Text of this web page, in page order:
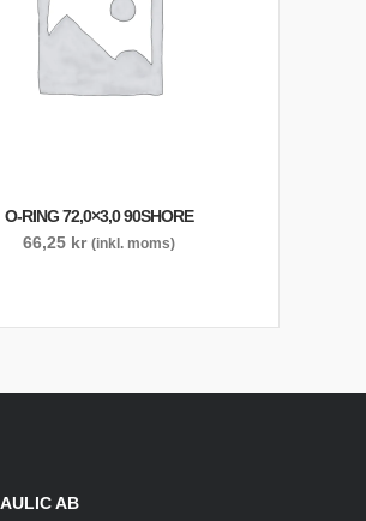
O-RING 72,0×3,0 90SHORE
66,25 kr (inkl. moms)
AB